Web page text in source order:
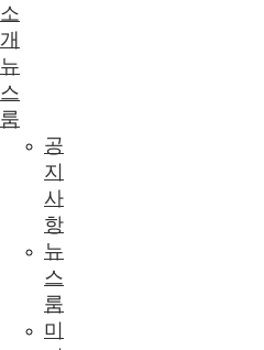
소
개
뉴
스
룸
공
지
사
항
뉴
스
룸
미